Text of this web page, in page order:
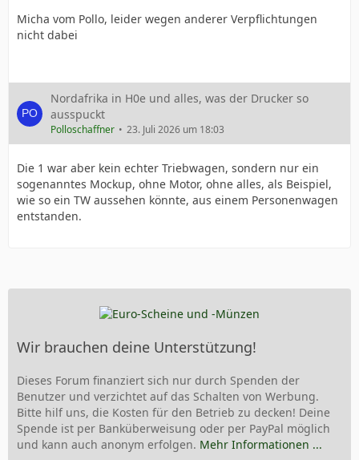
Micha vom Pollo, leider wegen anderer Verpflichtungen
nicht dabei
Nordafrika in H0e und alles, was der Drucker so
ausspuckt
Polloschaffner 23. Juli 2026 um 18:03
Die 1 war aber kein echter Triebwagen, sondern nur ein
sogenanntes Mockup, ohne Motor, ohne alles, als Beispiel,
wie so ein TW aussehen könnte, aus einem Personenwagen
entstanden.
Wir brauchen deine Unterstützung!
Dieses Forum finanziert sich nur durch Spenden der
Benutzer und verzichtet auf das Schalten von Werbung.
Bitte hilf uns, die Kosten für den Betrieb zu decken! Deine
Spende ist per Banküberweisung oder per PayPal möglich
und kann auch anonym erfolgen. Mehr Informationen ...